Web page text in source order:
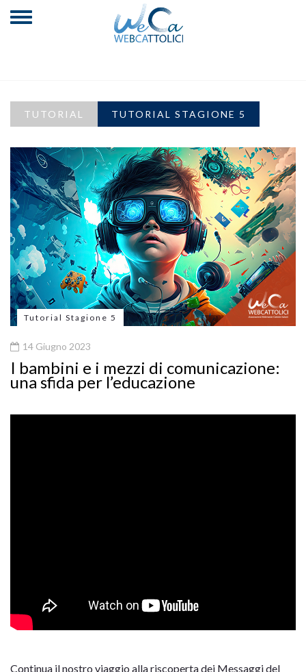
TUTORIAL TUTORIAL STAGIONE 5
Tutorial Stagione 5
14 Giugno 2023
I bambini e i mezzi di comunicazione:
una sfida per l’educazione
Continua il nostro viaggio alla riscoperta dei Messaggi del